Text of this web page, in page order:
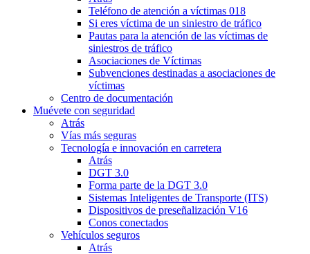
Teléfono de atención a víctimas 018
Si eres víctima de un siniestro de tráfico
Pautas para la atención de las víctimas de
siniestros de tráfico
Asociaciones de Víctimas
Subvenciones destinadas a asociaciones de
víctimas
Centro de documentación
Muévete con seguridad
Atrás
Vías más seguras
Tecnología e innovación en carretera
Atrás
DGT 3.0
Forma parte de la DGT 3.0
Sistemas Inteligentes de Transporte (ITS)
Dispositivos de preseñalización V16
Conos conectados
Vehículos seguros
Atrás